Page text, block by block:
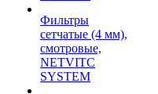
Фильтры
сетчатые (4 мм),
смотровые,
NETVITC
SYSTEM